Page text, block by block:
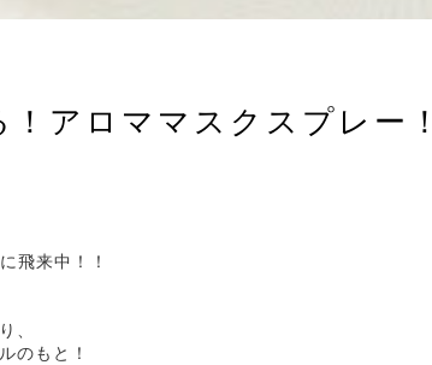
アロママスクスプレー！
飛来中！！
、
のもと！